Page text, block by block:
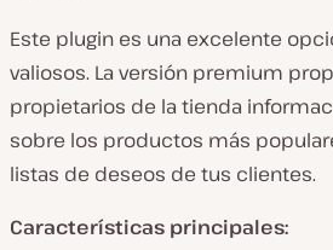
Este plugin es una excelente
valiosos. La versión premium
propietarios de la tienda
sobre los productos más
listas de deseos de tus clientes.
Características principales: